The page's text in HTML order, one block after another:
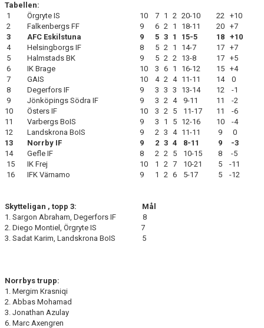
Tabellen:
1
Örgryte IS 10 7 1 2 20-10
22 +10
2
Falkenbergs FF 9 6 2 1 18-11
20 +7
3
AFC Eskilstuna 9 5 3 1 15-5
18 +10
4
Helsingborgs IF 8 5 2 1 14-7
17 +7
5
Halmstads BK 9 5 2 2 13-8
17 +5
6
IK Brage 10 3 6 1 16-12
15 +4
7
GAIS 10 4 2 4 11-11
14 0
8
Degerfors IF 9 3 3 3 13-14
12 -1
9
Jönköpings Södra IF 9 3 2 4 9-11
11 -2
10
Östers IF 10 3 2 5 11-17
11 -6
11
Varbergs BoIS 9 3 1 5 12-16
10 -4
12
Landskrona BoIS 9 2 3 4 11-11
9 0
13
Norrby IF 9 2 3 4 8-11
9 -3
14
Gefle IF 8 2 2 5 10-15
8 -5
15
IK Frej 10 1 2 7 10-21
5 -11
16
IFK Värnamo 9 1 2 6 5-17 5 -12
Skytteligan , topp 3: Mål
1. Sargon Abraham, Degerfors IF 8
2. Diego Montiel, Örgryte IS 7
3. Sadat Karim, Landskrona BoIS 5
Norrbys trupp:
1. Mergim Krasniqi
2. Abbas Mohamad
3. Jonathan Azulay
6. Marc Axengren